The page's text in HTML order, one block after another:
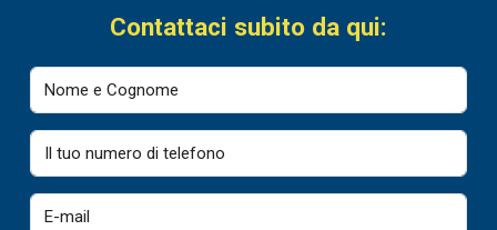
Contattaci subito da qui: